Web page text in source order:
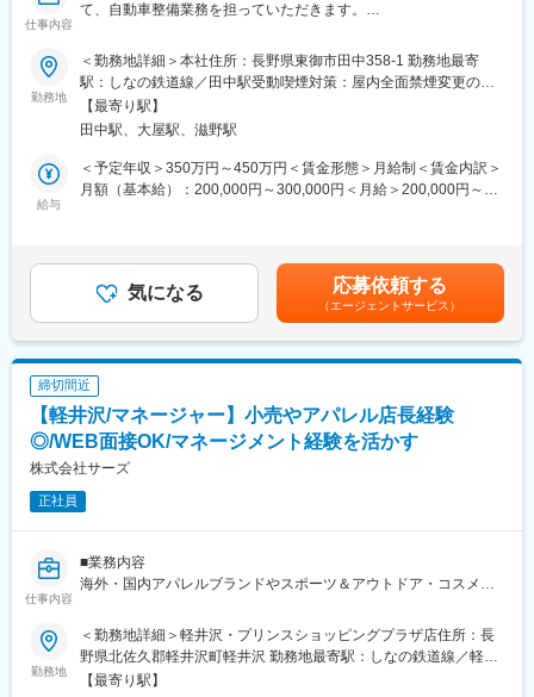
仕事内容
て、自動車整備業務を担っていただきます。
■職務内容：
組合員11社や、その他一般整備工場から持ち込まれる車両の車検
整備、一般整備をお願いします。
■職務詳細：
・自動車一般整備
・車検に関わる自動車整備
■職務の特徴：
・軽自動車、乗用車、二輪車、トラックから重機まで幅広いメー
カーや車種が対象なのでスキル/知識が磨かれます。
ます。
※各整備工場からの入庫のため接客業務は一切ありません。
※現在、整備士は6人が活躍中。
■事業の特徴：
的存在の事務のお姉さんが世話をやいてくれます。
勤務地
＜勤務地詳細＞本社住所：長野県東御市田中358-1 勤務地最寄
駅：しなの鉄道線／田中駅受動喫煙対策：屋内全面禁煙変更の範
囲：会社の定める事業所
【最寄り駅】
田中駅、大屋駅、滋野駅
給与
＜予定年収＞350万円～450万円＜賃金形態＞月給制＜賃金内訳＞
月額（基本給）：200,000円～300,000円＜月給＞200,000円～
給(月額)は固定手当を含めた表記です。
気になる 応募依頼する
（エージェントサービス）
締切間近
【軽井沢/マネージャー】小売やアパレル店長経験
◎/WEB面接OK/マネージメント経験を活かす
株式会社サーズ
正社員
仕事内容
■業務内容
海外・国内アパレルブランドやスポーツ＆アウトドア・コスメブ
を誇る当社にて運営する店舗のマネージャーをお任せします。
■具体的な業務内容
・接客販売
勤務地
＜勤務地詳細＞軽井沢・プリンスショッピングプラザ店住所：長
野県北佐久郡軽井沢町軽井沢 勤務地最寄駅：しなの鉄道線／軽井
沢駅受動喫煙対策：屋内喫煙可能場所あり
【最寄り駅】